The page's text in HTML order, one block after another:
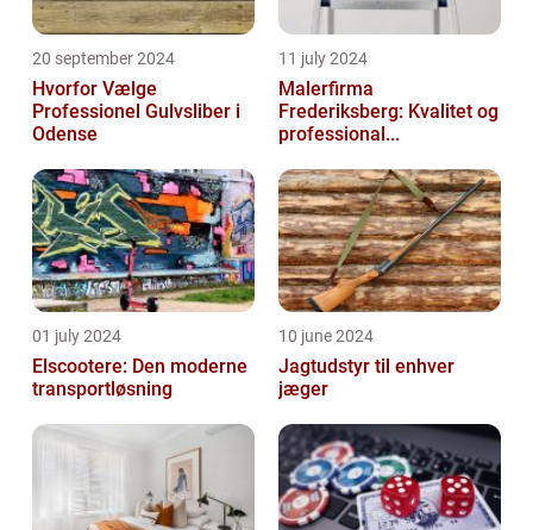
20 september 2024
Hvorfor Vælge
Professionel Gulvsliber i
Odense
11 july 2024
Malerfirma
Frederiksberg: Kvalitet og
professional...
01 july 2024
Elscootere: Den moderne
transportløsning
10 june 2024
Jagtudstyr til enhver
jæger